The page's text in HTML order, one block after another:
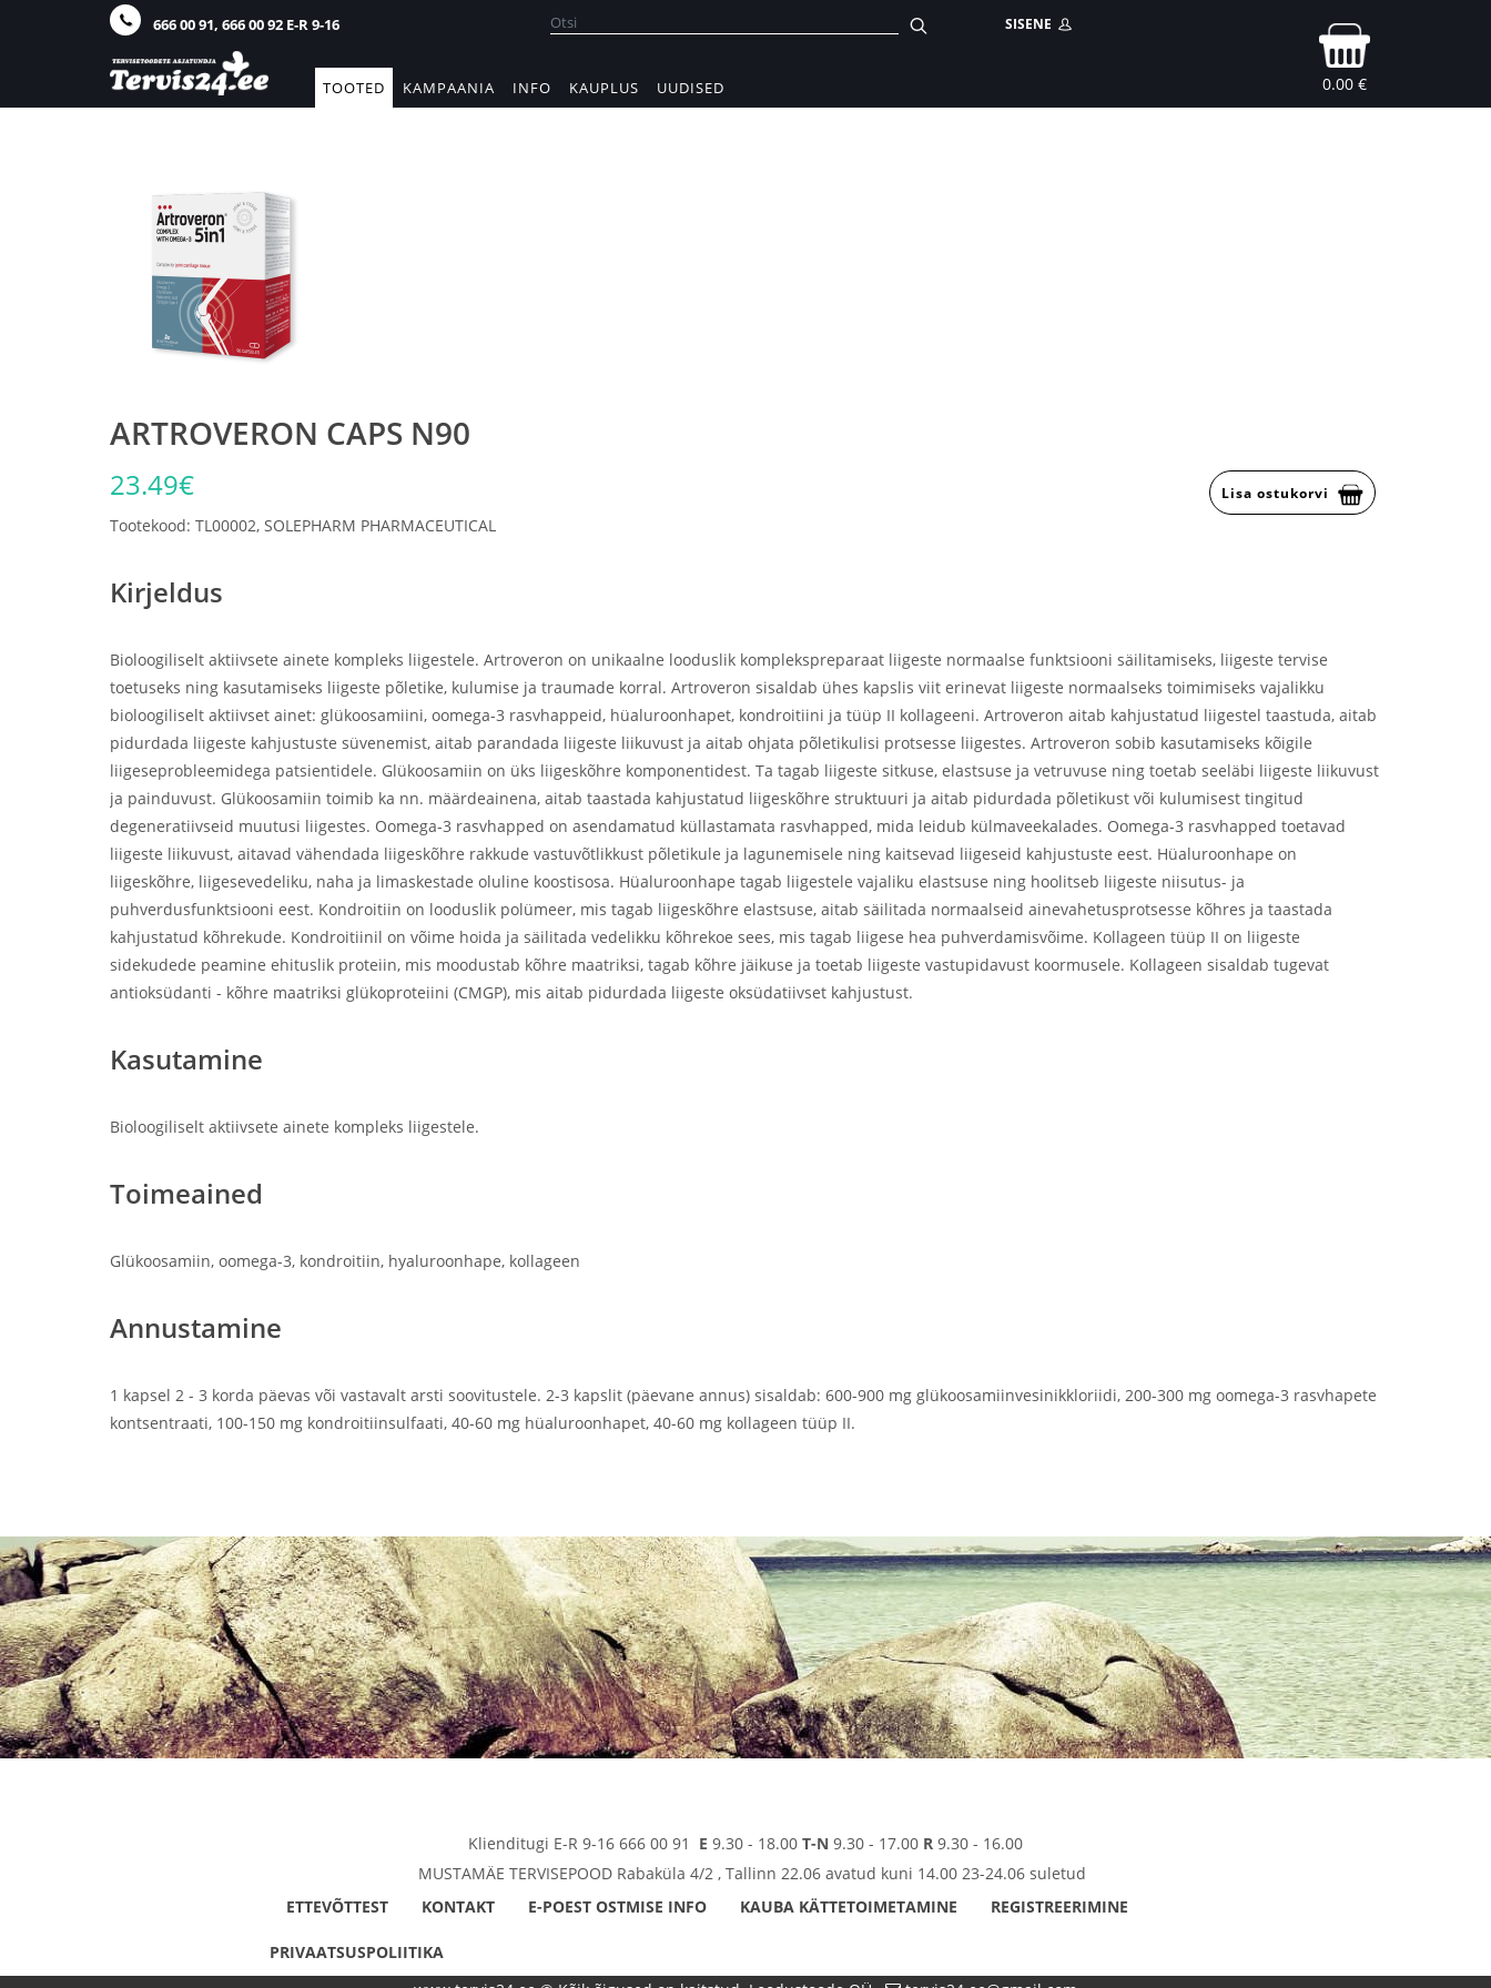
666 00 91, 666 00 92 E-R 9-16 SISENE
TOOTED KAMPAANIA INFO KAUPLUS UUDISED 0.00 €
ARTROVERON CAPS N90
23.49€ Lisa ostukorvi
Tootekood: TL00002, SOLEPHARM PHARMACEUTICAL
Kirjeldus
Bioloogiliselt aktiivsete ainete kompleks liigestele. Artroveron on unikaalne looduslik komplekspreparaat liigeste normaalse funktsiooni säilitamiseks, liigeste tervise
toetuseks ning kasutamiseks liigeste põletike, kulumise ja traumade korral. Artroveron sisaldab ühes kapslis viit erinevat liigeste normaalseks toimimiseks vajalikku
bioloogiliselt aktiivset ainet: glükoosamiini, oomega-3 rasvhappeid, hüaluroonhapet, kondroitiini ja tüüp II kollageeni. Artroveron aitab kahjustatud liigestel taastuda, aitab
pidurdada liigeste kahjustuste süvenemist, aitab parandada liigeste liikuvust ja aitab ohjata põletikulisi protsesse liigestes. Artroveron sobib kasutamiseks kõigile
liigeseprobleemidega patsientidele. Glükoosamiin on üks liigeskõhre komponentidest. Ta tagab liigeste sitkuse, elastsuse ja vetruvuse ning toetab seeläbi liigeste liikuvust
ja painduvust. Glükoosamiin toimib ka nn. määrdeainena, aitab taastada kahjustatud liigeskõhre struktuuri ja aitab pidurdada põletikust või kulumisest tingitud
degeneratiivseid muutusi liigestes. Oomega-3 rasvhapped on asendamatud küllastamata rasvhapped, mida leidub külmaveekalades. Oomega-3 rasvhapped toetavad
liigeste liikuvust, aitavad vähendada liigeskõhre rakkude vastuvõtlikkust põletikule ja lagunemisele ning kaitsevad liigeseid kahjustuste eest. Hüaluroonhape on
liigeskõhre, liigesevedeliku, naha ja limaskestade oluline koostisosa. Hüaluroonhape tagab liigestele vajaliku elastsuse ning hoolitseb liigeste niisutus- ja
puhverdusfunktsiooni eest. Kondroitiin on looduslik polümeer, mis tagab liigeskõhre elastsuse, aitab säilitada normaalseid ainevahetusprotsesse kõhres ja taastada
kahjustatud kõhrekude. Kondroitiinil on võime hoida ja säilitada vedelikku kõhrekoe sees, mis tagab liigese hea puhverdamisvõime. Kollageen tüüp II on liigeste
sidekudede peamine ehituslik proteiin, mis moodustab kõhre maatriksi, tagab kõhre jäikuse ja toetab liigeste vastupidavust koormusele. Kollageen sisaldab tugevat
antioksüdanti - kõhre maatriksi glükoproteiini (CMGP), mis aitab pidurdada liigeste oksüdatiivset kahjustust.
Kasutamine
Bioloogiliselt aktiivsete ainete kompleks liigestele.
Toimeained
Glükoosamiin, oomega-3, kondroitiin, hyaluroonhape, kollageen
Annustamine
1 kapsel 2 - 3 korda päevas või vastavalt arsti soovitustele. 2-3 kapslit (päevane annus) sisaldab: 600-900 mg glükoosamiinvesinikkloriidi, 200-300 mg oomega-3 rasvhapete
kontsentraati, 100-150 mg kondroitiinsulfaati, 40-60 mg hüaluroonhapet, 40-60 mg kollageen tüüp II.
Klienditugi E-R 9-16 666 00 91 E 9.30 - 18.00 T-N 9.30 - 17.00 R 9.30 - 16.00
MUSTAMÄE TERVISEPOOD Rabaküla 4/2 , Tallinn 22.06 avatud kuni 14.00 23-24.06 suletud
ETTEVÕTTEST
KONTAKT E-POEST OSTMISE INFO KAUBA KÄTTETOIMETAMINE REGISTREERIMINE
PRIVAATSUSPOLIITIKA